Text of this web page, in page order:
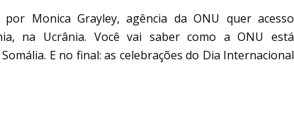
Monica Grayley, agência da ONU quer acesso
na Ucrânia. Você vai saber como a ONU está
E no final: as celebrações do Dia Internacional